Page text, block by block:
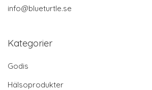
info@blueturtle.se
Kategorier
Godis
Hälsoprodukter